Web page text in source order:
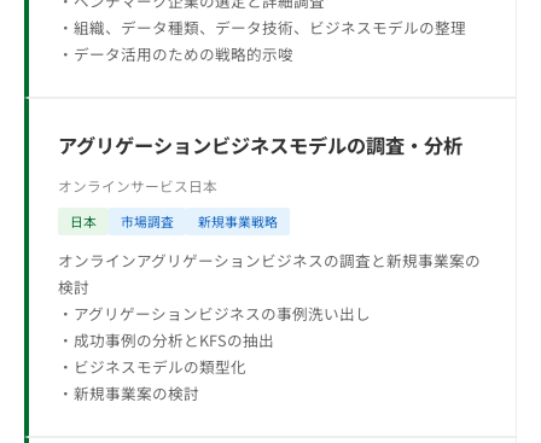
・組織、データ種類、データ技術、ビジネスモデルの整理
・データ活用のための戦略的示唆
アグリゲーションビジネスモデルの調査・分析
オンラインサービス 日本
日本 市場調査 新規事業戦略
オンラインアグリゲーションビジネスの調査と新規事業案の
検討
・アグリゲーションビジネスの事例洗い出し
・成功事例の分析とKFSの抽出
・ビジネスモデルの類型化
・新規事業案の検討